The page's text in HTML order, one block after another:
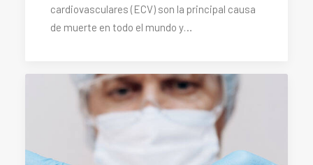
cardiovasculares (ECV) son la principal causa
de muerte en todo el mundo y…